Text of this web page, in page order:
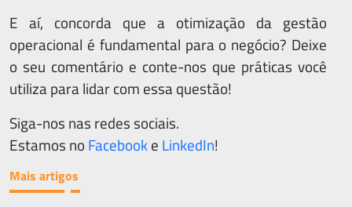
E aí, concorda que a otimização da gestão
operacional é fundamental para o negócio? Deixe
o seu comentário e conte-nos que práticas você
utiliza para lidar com essa questão!
Siga-nos nas redes sociais.
Estamos no Facebooke LinkedIn!
Mais artigos